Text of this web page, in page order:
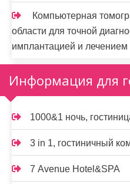
Компьютерная
области для точной
имплантацией и лечением
Информация для
1000&1 ночь,
3 in 1, гостиничный
7 Avenue Hotel&SPA